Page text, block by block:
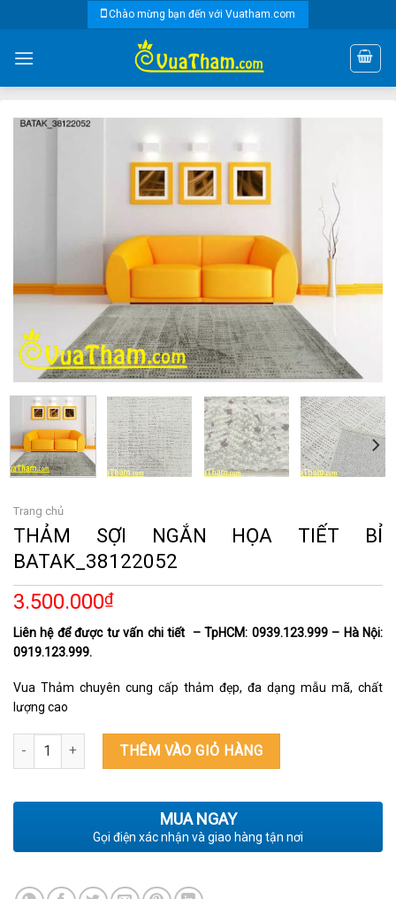
content
Chào mừng bạn đến với Vuatham.com
Trang chủ
THẢM SỢI NGẮN HỌA TIẾT BỈ
BATAK_38122052
3.500.000₫
Liên hệ để được tư vấn chi tiết – TpHCM: 0939.123.999 – Hà Nội:
0919.123.999.
Vua Thảm chuyên cung cấp thảm đẹp, đa dạng mẫu mã, chất
lượng cao
THẢM SỢI NGẮN HỌA TIẾT BỈ BATAK_38122052 số lượng
THÊM VÀO GIỎ HÀNG
MUA NGAY
Gọi điện xác nhận và giao hàng tận nơi